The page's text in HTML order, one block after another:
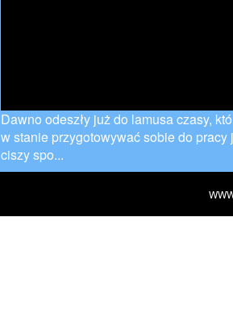
Dawno odeszły już do lamusa czasy,
w stanie przygotowywać sobie do
ciszy spo...